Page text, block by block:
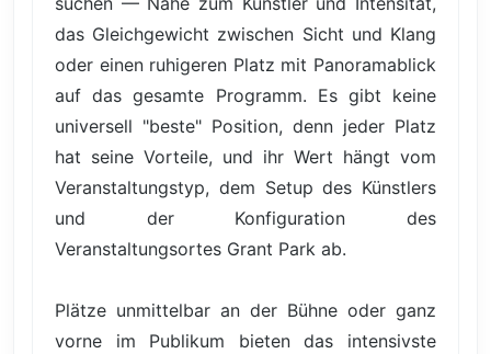
das Gleichgewicht zwischen Sicht und Klang
oder einen ruhigeren Platz mit Panoramablick
auf das gesamte Programm. Es gibt keine
universell "beste" Position, denn jeder Platz
hat seine Vorteile, und ihr Wert hängt vom
Veranstaltungstyp, dem Setup des Künstlers
und der Konfiguration des
Veranstaltungsortes Grant Park ab.
Plätze unmittelbar an der Bühne oder ganz
vorne im Publikum bieten das intensivste